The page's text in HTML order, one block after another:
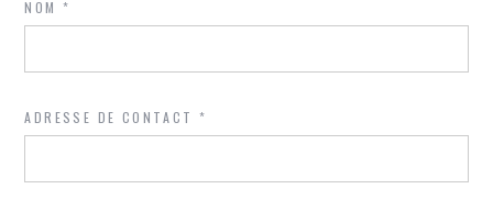
NOM*
ADRESSE DE CONTACT*